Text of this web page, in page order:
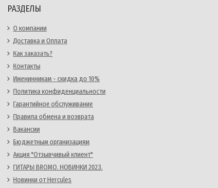
РАЗДЕЛЫ
О компании
Доставка и Оплата
Как заказать?
Контакты
Именинникам - скидка до 10%
Политика конфиденциальности
Гарантийное обслуживание
Правила обмена и возврата
Вакансии
Бюджетным организациям
Акция "Отзывчивый клиент"
ГИТАРЫ BROMO. НОВИНКИ 2023.
Новинки от Hercules